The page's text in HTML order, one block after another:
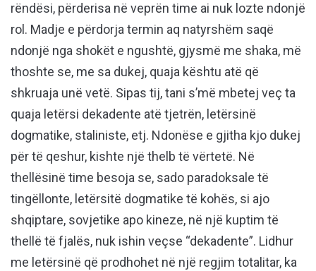
rëndësi, përderisa në veprën time ai nuk lozte ndonjë
rol. Madje e përdorja termin aq natyrshëm saqë
ndonjë nga shokët e ngushtë, gjysmë me shaka, më
thoshte se, me sa dukej, quaja kështu atë që
shkruaja unë vetë. Sipas tij, tani s’më mbetej veç ta
quaja letërsi dekadente atë tjetrën, letërsinë
dogmatike, staliniste, etj. Ndonëse e gjitha kjo dukej
për të qeshur, kishte një thelb të vërtetë. Në
thellësinë time besoja se, sado paradoksale të
tingëllonte, letërsitë dogmatike të kohës, si ajo
shqiptare, sovjetike apo kineze, në një kuptim të
thellë të fjalës, nuk ishin veçse “dekadente”. Lidhur
me letërsinë që prodhohet në një regjim totalitar, ka